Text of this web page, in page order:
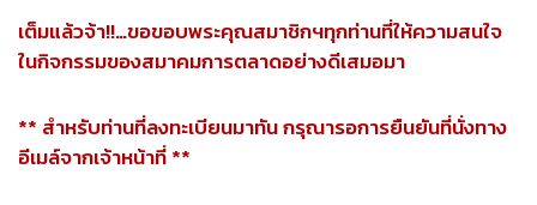
เต็มแล้วจ้า!!…ขอขอบพระคุณสมาชิกฯทุกท่านที่ให้ความสนใจ
ในกิจกรรมของสมาคมการตลาดอย่างดีเสมอมา
** สำหรับท่านที่ลงทะเบียนมาทัน กรุณารอการยืนยันที่นั่งทาง
อีเมล์จากเจ้าหน้าที่ **